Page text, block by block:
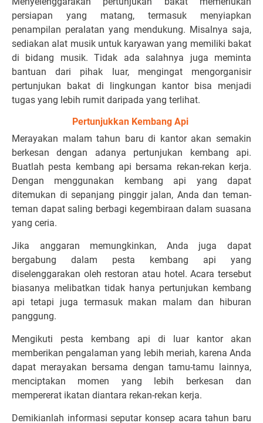
persiapan yang matang, termasuk menyiapkan
penampilan peralatan yang mendukung. Misalnya saja,
sediakan alat musik untuk karyawan yang memiliki bakat
di bidang musik. Tidak ada salahnya juga meminta
bantuan dari pihak luar, mengingat mengorganisir
pertunjukan bakat di lingkungan kantor bisa menjadi
tugas yang lebih rumit daripada yang terlihat.
Pertunjukkan Kembang Api
Merayakan malam tahun baru di kantor akan semakin
berkesan dengan adanya pertunjukan kembang api.
Buatlah pesta kembang api bersama rekan-rekan kerja.
Dengan menggunakan kembang api yang dapat
ditemukan di sepanjang pinggir jalan, Anda dan teman-
teman dapat saling berbagi kegembiraan dalam suasana
yang ceria.
Jika anggaran memungkinkan, Anda juga dapat
bergabung dalam pesta kembang api yang
diselenggarakan oleh restoran atau hotel. Acara tersebut
biasanya melibatkan tidak hanya pertunjukan kembang
api tetapi juga termasuk makan malam dan hiburan
panggung.
Mengikuti pesta kembang api di luar kantor akan
memberikan pengalaman yang lebih meriah, karena Anda
dapat merayakan bersama dengan tamu-tamu lainnya,
menciptakan momen yang lebih berkesan dan
mempererat ikatan diantara rekan-rekan kerja.
Demikianlah informasi seputar konsep acara tahun baru